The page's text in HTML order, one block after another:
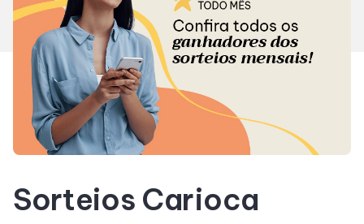
Horários
Entretenimento
Cinema
Eventos
Sorteios Carioca